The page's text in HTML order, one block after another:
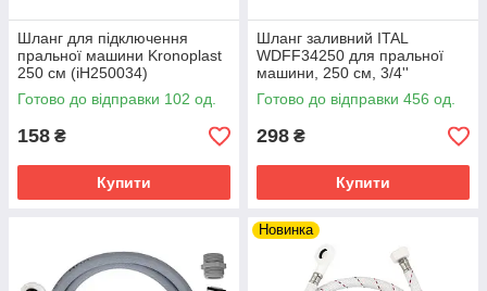
Шланг для підключення
пральної машини Kronoplast
250 см (іH250034)
Готово до відправки 102 од.
158 ₴
Купити
Шланг заливний ITAL
WDFF34250 для пральної
машини, 250 см, 3/4''
Готово до відправки 456 од.
298 ₴
Купити
Новинка